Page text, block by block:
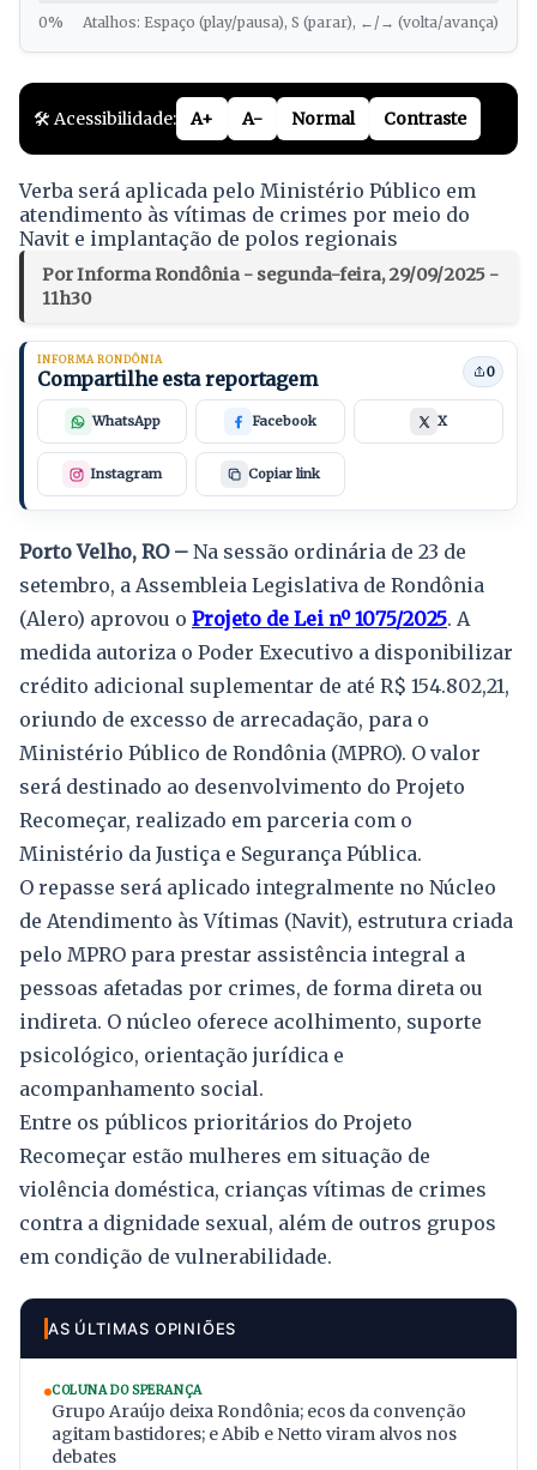
0% Atalhos: Espaço (play/pausa), S (parar), ←/→ (volta/avança)
🛠️ Acessibilidade: A+ A- Normal Contraste
Verba será aplicada pelo Ministério Público em
atendimento às vítimas de crimes por meio do
Navit e implantação de polos regionais
Por Informa Rondônia - segunda-feira, 29/09/2025 -
11h30
INFORMA RONDÔNIA
Compartilhe esta reportagem 0
WhatsApp Facebook X
Instagram Copiar link
Porto Velho, RO – Na sessão ordinária de 23 de
setembro, a Assembleia Legislativa de Rondônia
(Alero) aprovou o Projeto de Lei nº 1075/2025. A
medida autoriza o Poder Executivo a disponibilizar
crédito adicional suplementar de até R$ 154.802,21,
oriundo de excesso de arrecadação, para o
Ministério Público de Rondônia (MPRO). O valor
será destinado ao desenvolvimento do Projeto
Recomeçar, realizado em parceria com o
Ministério da Justiça e Segurança Pública.
O repasse será aplicado integralmente no Núcleo
de Atendimento às Vítimas (Navit), estrutura criada
pelo MPRO para prestar assistência integral a
pessoas afetadas por crimes, de forma direta ou
indireta. O núcleo oferece acolhimento, suporte
psicológico, orientação jurídica e
acompanhamento social.
Entre os públicos prioritários do Projeto
Recomeçar estão mulheres em situação de
violência doméstica, crianças vítimas de crimes
contra a dignidade sexual, além de outros grupos
em condição de vulnerabilidade.
AS ÚLTIMAS OPINIÕES
COLUNA DO SPERANÇA
Grupo Araújo deixa Rondônia; ecos da convenção
agitam bastidores; e Abib e Netto viram alvos nos
debates